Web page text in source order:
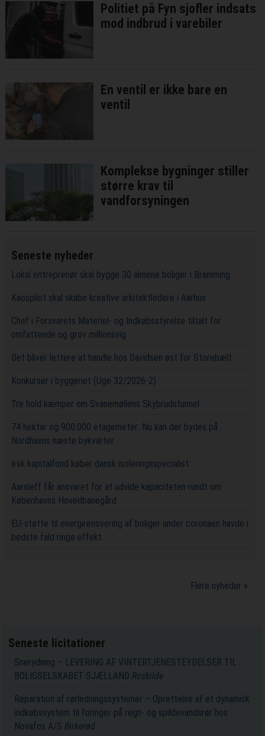
Politiet på Fyn sjofler indsats
mod indbrud i varebiler
En ventil er ikke bare en
ventil
Komplekse bygninger stiller
større krav til
vandforsyningen
Seneste nyheder
Lokal entreprenør skal bygge 30 almene boliger i Bramming
Kaospilot skal skabe kreative arkitektledere i Aarhus
Chef i Forsvarets Materiel- og Indkøbsstyrelse tiltalt for
omfattende og grov millionsvig
Det bliver lettere at handle hos Davidsen øst for Storebælt
Konkurser i byggeriet (Uge 32/2026-2)
Tre hold kæmper om Svanemøllens Skybrudstunnel
74 hektar og 900.000 etagemeter: Nu kan der bydes på
Nordhavns næste bykvarter
Irsk kapitalfond køber dansk isoleringsspecialist
Aarsleff får ansvaret for at udvide kapaciteten rundt om
Københavns Hovedbanegård
EU-støtte til energirenovering af boliger under coronaen havde i
bedste fald ringe effekt
Flere nyheder »
Seneste licitationer
Snerydning – LEVERING AF VINTERTJENESTEYDELSER TIL
BOLIGSELSKABET SJÆLLAND Roskilde
Reparation af rørledningssystemer – Oprettelse af et dynamisk
indkøbssystem til foringer på regn- og spildevandsrør hos
Novafos A/S Birkerød